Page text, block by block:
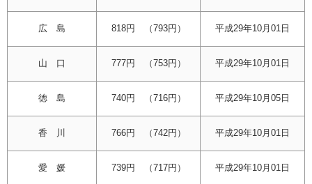
広 島 818円 （793円） 平成29年10月01日
山 口 777円 （753円） 平成29年10月01日
徳 島 740円 （716円） 平成29年10月05日
香 川 766円 （742円） 平成29年10月01日
愛 媛 739円 （717円） 平成29年10月01日